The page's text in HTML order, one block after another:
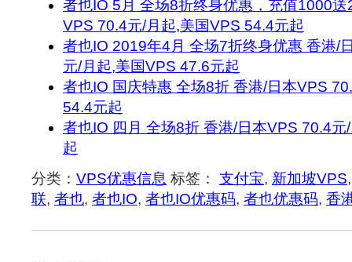
者也IO 5月 全场8折终身优惠，充值1000
VPS 70.4元/月起,美国VPS 54.4元起
者也IO 2019年4月 全场7折终身优惠 香港/
元/月起,美国VPS 47.6元起
者也IO 国庆特惠 全场8折 香港/日本VPS
54.4元起
者也IO 四月 全场8折 香港/日本VPS 70.4
起
分类： VPS优惠信息 标签： 支付宝, 新加坡VPS
联, 者也, 者也IO, 者也IO优惠码, 者也优惠码, 香